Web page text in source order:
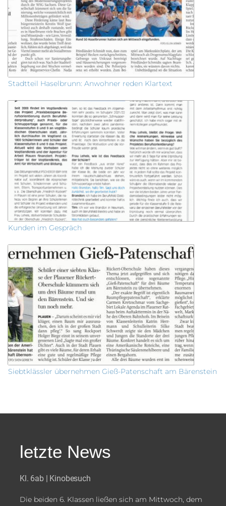
Stadtteil Haselbrunn: Anwohner reden Klartext
Kunden im Gespräch
Siebtklässler übernehmen Gieß-Patenschaft am Bärenstein
letzte News
Kl. 6ab | Kinobesuch
Die beiden 6. Klassen ließen sich am Mittwoch, dem